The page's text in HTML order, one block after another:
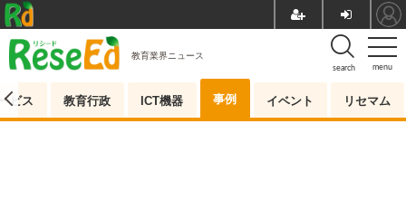
menu
search
教育業界ニュース
ビス 教育行政 ICT機器 事例 イベント リセマム